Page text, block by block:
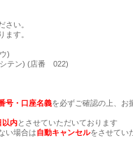
さい。
ます。
)
シテン) (店番 022)
号・口座名義を必ずご確認の上、お
以内とさせていただいております
い場合は自動キャンセルをさせてい